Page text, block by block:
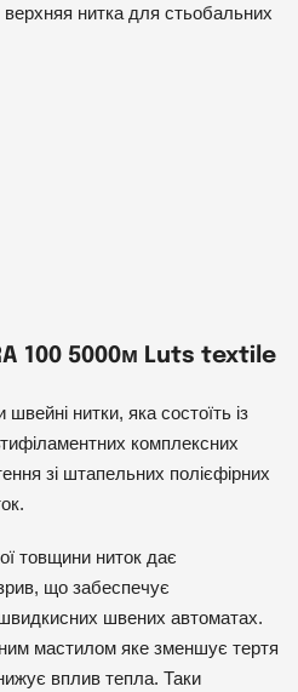
нитка для стьобальних
100 5000м Luts textile
нитки, яка состоїть із
комплексних
зі штапельних полієфірних
товщини ниток дає
що забеспечує
швених автоматах.
мастилом яке зменшує тертя
вплив тепла. Таки